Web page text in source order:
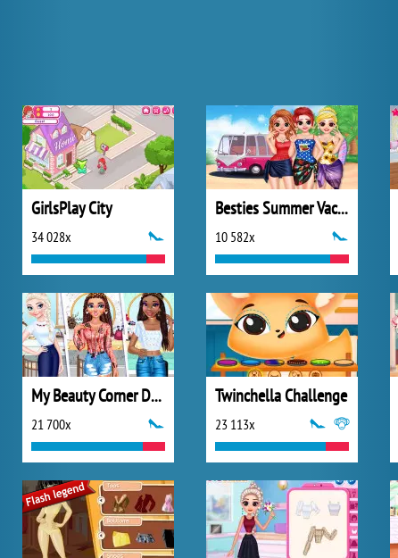
GirlsPlay City
34 028x
Besties Summer Vacation
10 582x
My Beauty Corner Decoration
21 700x
Twinchella Challenge
23 113x